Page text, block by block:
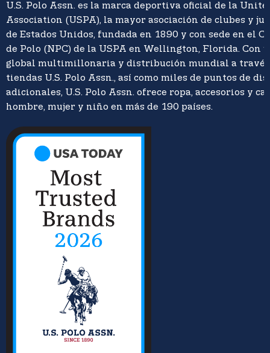
U.S. Polo Assn. es la marca deportiva oficial de la
Association (USPA), la mayor asociación de clubes y
de Estados Unidos, fundada en 1890 y con sede en el
de Polo (NPC) de la USPA en Wellington, Florida. Con
global multimillonaria y distribución mundial a través
tiendas U.S. Polo Assn., así como miles de puntos de
adicionales, U.S. Polo Assn. ofrece ropa, accesorios y
hombre, mujer y niño en más de 190 países.